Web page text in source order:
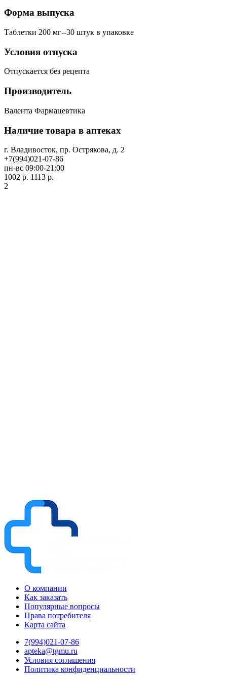
Форма выпуска
Таблетки 200 мг--30 штук в упаковке
Условия отпуска
Отпускается без рецепта
Производитель
Валента Фармацевтика
Наличие товара в аптеках
г. Владивосток, пр. Острякова, д. 2
+7(994)021-07-86
пн-вс 09:00-21:00
1002 р. 1113 р.
2
О компании
Как заказать
Популярные вопросы
Права потребителя
Карта сайта
7(994)021-07-86
apteka@tgmu.ru
Условия соглашения
Политика конфиденциальности